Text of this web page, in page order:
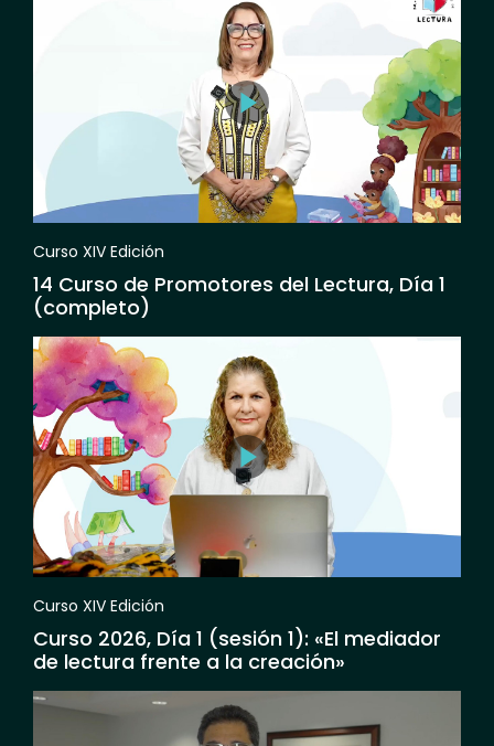
Curso XIV Edición
14 Curso de Promotores del Lectura, Día 1
(completo)
Curso XIV Edición
Curso 2026, Día 1 (sesión 1): «El mediador
de lectura frente a la creación»